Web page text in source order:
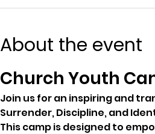
About the event
Church Youth
Join us for an inspiring and
Surrender, Discipline, and
This camp is designed to